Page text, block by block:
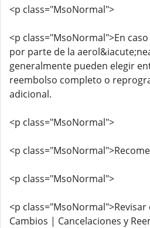
<p class="MsoNormal">
<p class="MsoNormal">En
por parte de la
generalmente pueden elegir
reembolso completo o
adicional.
<p class="MsoNormal">
<p
<p class="MsoNormal">
<p
Cambios | Cancelaciones y